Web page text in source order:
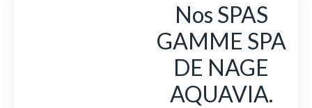
Nos SPAS
GAMME SPA
DE NAGE
AQUAVIA.